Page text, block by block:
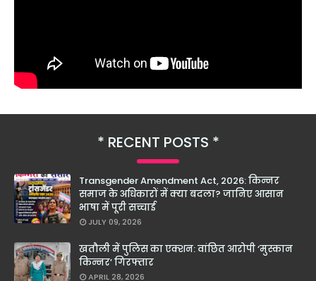
RECENT POSTS
Transgender Amendment Act, 2026: किन्नर
समाज के अधिकारों में क्या बदला? जानिए आसान
भाषा में पूरी सच्चाई
JULY 09, 2026
खतौली में पुलिस का एक्शन: वांछित आरोपी ‘मुस्कान
किन्नर’ गिरफ्तार
APRIL 28, 2026